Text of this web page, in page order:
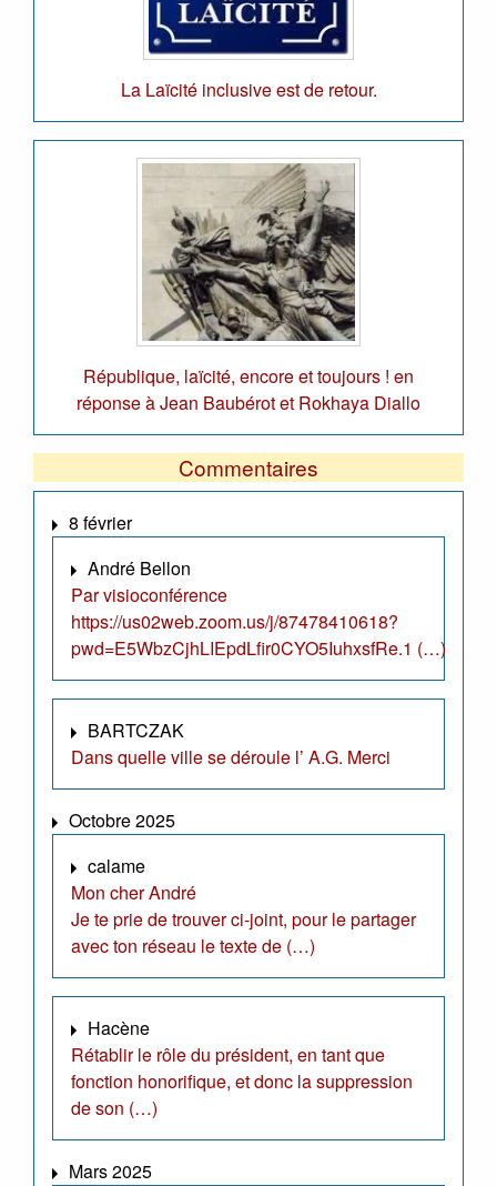
La Laïcité inclusive est de retour.
République, laïcité, encore et toujours ! en
réponse à Jean Baubérot et Rokhaya Diallo
Commentaires
8 février
André Bellon
Par visioconférence
https://us02web.zoom.us/j/87478410618?
pwd=E5WbzCjhLIEpdLfir0CYO5IuhxsfRe.1 (…)
BARTCZAK
Dans quelle ville se déroule l’ A.G. Merci
Octobre 2025
calame
Mon cher André
Je te prie de trouver ci-joint, pour le partager
avec ton réseau le texte de (…)
Hacène
Rétablir le rôle du président, en tant que
fonction honorifique, et donc la suppression
de son (…)
Mars 2025